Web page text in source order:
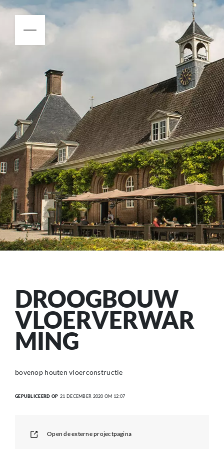
DROOGBOUW
VLOERVERWAR
MING
bovenop houten vloerconstructie
GEPUBLICEERD OP 21 DECEMBER 2020 OM 12:07
Open de externe projectpagina